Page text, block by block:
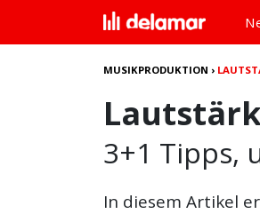
MUSIKPRODUKTION ›
3+1 Tipps,
In diesem Artikel